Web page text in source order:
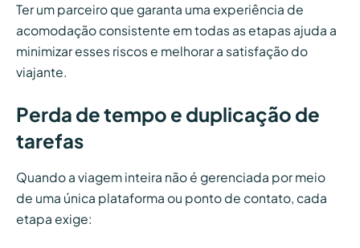
Ter um parceiro que garanta uma experiência de
acomodação consistente em todas as etapas ajuda a
minimizar esses riscos e melhorar a satisfação do
viajante.
Perda de tempo e duplicação de
tarefas
Quando a viagem inteira não é gerenciada por meio
de uma única plataforma ou ponto de contato, cada
etapa exige: